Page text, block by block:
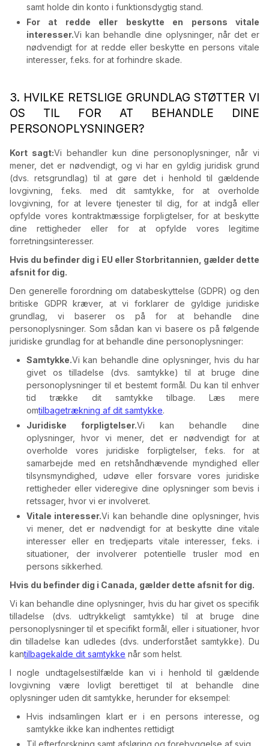
samt holde din konto i funktionsdygtig stand.
For at redde eller beskytte en persons vitale
interesser.Vi kan behandle dine oplysninger, når det er
nødvendigt for at redde eller beskytte en persons vitale
interesser, f.eks. for at forhindre skade.
3. HVILKE RETSLIGE GRUNDLAG STØTTER VI
OS TIL FOR AT BEHANDLE DINE
PERSONOPLYSNINGER?
Kort sagt:Vi behandler kun dine personoplysninger, når vi
mener, det er nødvendigt, og vi har en gyldig juridisk grund
(dvs. retsgrundlag) til at gøre det i henhold til gældende
lovgivning, f.eks. med dit samtykke, for at overholde
lovgivning, for at levere tjenester til dig, for at indgå eller
opfylde vores kontraktmæssige forpligtelser, for at beskytte
dine rettigheder eller for at opfylde vores legitime
forretningsinteresser.
Hvis du befinder dig i EU eller Storbritannien, gælder dette
afsnit for dig.
Den generelle forordning om databeskyttelse (GDPR) og den
britiske GDPR kræver, at vi forklarer de gyldige juridiske
grundlag, vi baserer os på for at behandle dine
personoplysninger. Som sådan kan vi basere os på følgende
juridiske grundlag for at behandle dine personoplysninger:
Samtykke.Vi kan behandle dine oplysninger, hvis du har
givet os tilladelse (dvs. samtykke) til at bruge dine
personoplysninger til et bestemt formål. Du kan til enhver
tid trække dit samtykke tilbage. Læs mere
omtilbagetrækning af dit samtykke.
Juridiske forpligtelser.Vi kan behandle dine
oplysninger, hvor vi mener, det er nødvendigt for at
overholde vores juridiske forpligtelser, f.eks. for at
samarbejde med en retshåndhævende myndighed eller
tilsynsmyndighed, udøve eller forsvare vores juridiske
rettigheder eller videregive dine oplysninger som bevis i
retssager, hvor vi er involveret.
Vitale interesser.Vi kan behandle dine oplysninger, hvis
vi mener, det er nødvendigt for at beskytte dine vitale
interesser eller en tredjeparts vitale interesser, f.eks. i
situationer, der involverer potentielle trusler mod en
persons sikkerhed.
Hvis du befinder dig i Canada, gælder dette afsnit for dig.
Vi kan behandle dine oplysninger, hvis du har givet os specifik
tilladelse (dvs. udtrykkeligt samtykke) til at bruge dine
personoplysninger til et specifikt formål, eller i situationer, hvor
din tilladelse kan udledes (dvs. underforstået samtykke). Du
kantilbagekalde dit samtykke når som helst.
I nogle undtagelsestilfælde kan vi i henhold til gældende
lovgivning være lovligt berettiget til at behandle dine
oplysninger uden dit samtykke, herunder for eksempel:
Hvis indsamlingen klart er i en persons interesse, og
samtykke ikke kan indhentes rettidigt
Til efterforskning samt afsløring og forebyggelse af svig